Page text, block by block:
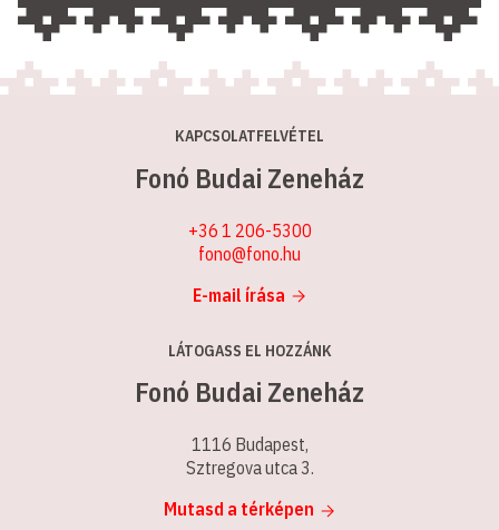
KAPCSOLATFELVÉTEL
Fonó Budai Zeneház
+36 1 206-5300
fono@fono.hu
E-mail írása
LÁTOGASS EL HOZZÁNK
Fonó Budai Zeneház
1116 Budapest,
Sztregova utca 3.
Mutasd a térképen